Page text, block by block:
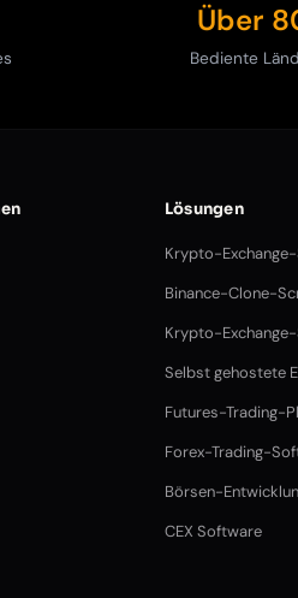
Über
Bediente
Lösungen
Krypto-
Binance-Clone-
Krypto-
Selbst gehostete
Futures-Trading-
Forex-Trading-
Börsen-
CEX Software